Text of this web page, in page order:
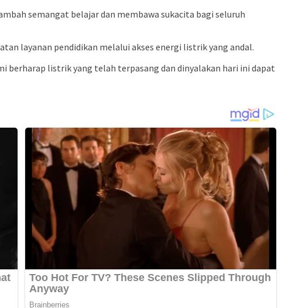
semangat belajar dan membawa sukacita bagi seluruh
layanan pendidikan melalui akses energi listrik yang andal.
berharap listrik yang telah terpasang dan dinyalakan hari ini dapat